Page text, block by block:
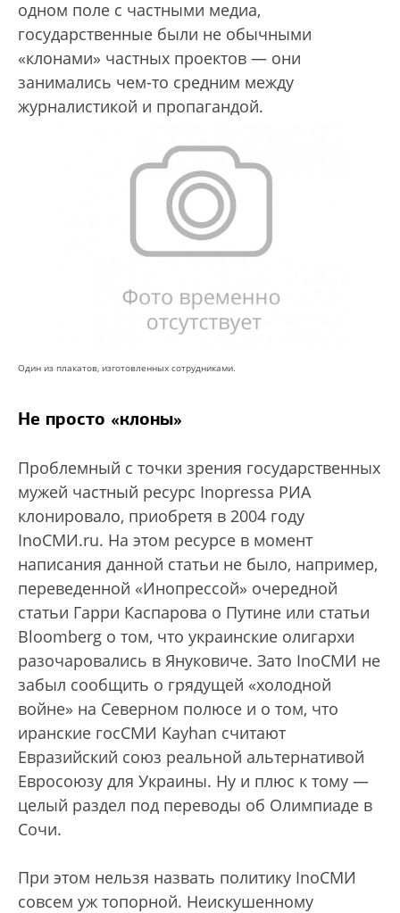
одном поле с частными медиа,
государственные были не обычными
«клонами» частных проектов — они
занимались чем-то средним между
журналистикой и пропагандой.
Один из плакатов, изготовленных сотрудниками.
Не просто «клоны»
Проблемный с точки зрения государственных
мужей частный ресурс Inopressa РИА
клонировало, приобретя в 2004 году
InoСМИ.ru. На этом ресурсе в момент
написания данной статьи не было, например,
переведенной «Инопрессой» очередной
статьи Гарри Каспарова о Путине или статьи
Bloomberg о том, что украинские олигархи
разочаровались в Януковиче. Зато InoСМИ не
забыл сообщить о грядущей «холодной
войне» на Северном полюсе и о том, что
иранские госСМИ Kayhan считают
Евразийский союз реальной альтернативой
Евросоюзу для Украины. Ну и плюс к тому —
целый раздел под переводы об Олимпиаде в
Сочи.
При этом нельзя назвать политику InoСМИ
совсем уж топорной. Неискушенному